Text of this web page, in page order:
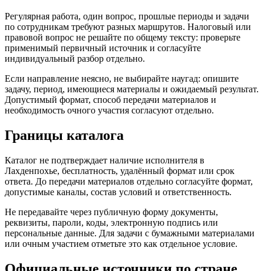
Регулярная работа, один вопрос, прошлые периоды и задачи
по сотрудникам требуют разных маршрутов. Налоговый или
правовой вопрос не решайте по общему тексту: проверьте
применимый первичный источник и согласуйте
индивидуальный разбор отдельно.
Если направление неясно, не выбирайте наугад: опишите
задачу, период, имеющиеся материалы и ожидаемый результат.
Допустимый формат, способ передачи материалов и
необходимость очного участия согласуют отдельно.
Границы каталога
Каталог не подтверждает наличие исполнителя в
Лахденпохье, бесплатность, удалённый формат или срок
ответа. До передачи материалов отдельно согласуйте формат,
допустимые каналы, состав условий и ответственность.
Не передавайте через публичную форму документы,
реквизиты, пароли, коды, электронную подпись или
персональные данные. Для задачи с бумажными материалами
или очным участием отметьте это как отдельное условие.